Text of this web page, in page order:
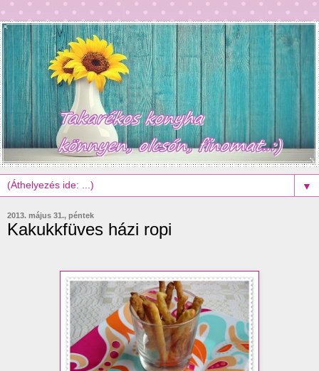
▼
2013. május 31., péntek
Kakukkfüves házi ropi